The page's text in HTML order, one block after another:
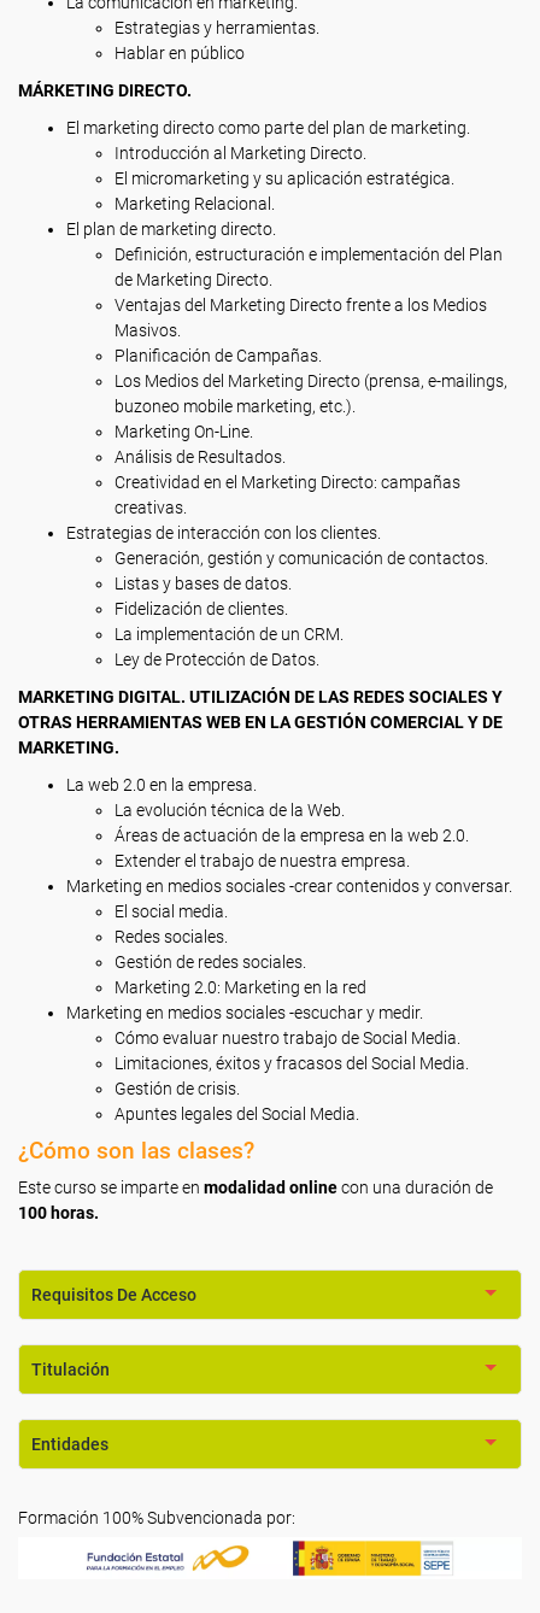
Estrategias y herramientas.
Hablar en público
MÁRKETING DIRECTO.
El marketing directo como parte del plan de marketing.
Introducción al Marketing Directo.
El micromarketing y su aplicación estratégica.
Marketing Relacional.
El plan de marketing directo.
Definición, estructuración e implementación del Plan
de Marketing Directo.
Ventajas del Marketing Directo frente a los Medios
Masivos.
Planificación de Campañas.
Los Medios del Marketing Directo (prensa, e-mailings,
buzoneo mobile marketing, etc.).
Marketing On-Line.
Análisis de Resultados.
Creatividad en el Marketing Directo: campañas
creativas.
Estrategias de interacción con los clientes.
Generación, gestión y comunicación de contactos.
Listas y bases de datos.
Fidelización de clientes.
La implementación de un CRM.
Ley de Protección de Datos.
MARKETING DIGITAL. UTILIZACIÓN DE LAS REDES SOCIALES Y
OTRAS HERRAMIENTAS WEB EN LA GESTIÓN COMERCIAL Y DE
MARKETING.
La web 2.0 en la empresa.
La evolución técnica de la Web.
Áreas de actuación de la empresa en la web 2.0.
Extender el trabajo de nuestra empresa.
Marketing en medios sociales -crear contenidos y conversar.
El social media.
Redes sociales.
Gestión de redes sociales.
Marketing 2.0: Marketing en la red
Marketing en medios sociales -escuchar y medir.
Cómo evaluar nuestro trabajo de Social Media.
Limitaciones, éxitos y fracasos del Social Media.
Gestión de crisis.
Apuntes legales del Social Media.
¿Cómo son las clases?
Este curso se imparte en modalidad onlinecon una duración de
100 horas.
Requisitos De Acceso
Titulación
Entidades
Formación 100% Subvencionada por: